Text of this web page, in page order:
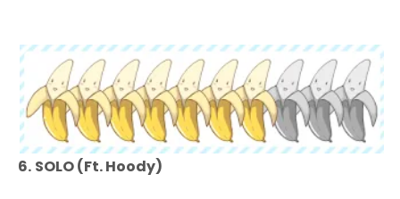
6. SOLO (Ft. Hoody)